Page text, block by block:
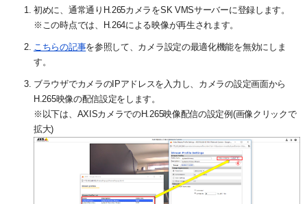
初めに、通常通りH.265カメラをSK VMSサーバーに登録します。
※この時点では、H.264による映像が再生されます。
こちらの記事を参照して、カメラ設定の最適化機能を無効にしま
す。
ブラウザでカメラのIPアドレスを入力し、カメラの設定画面から
H.265映像の配信設定をします。
※以下は、AXISカメラでのH.265映像配信の設定例(画像クリックで
拡大)